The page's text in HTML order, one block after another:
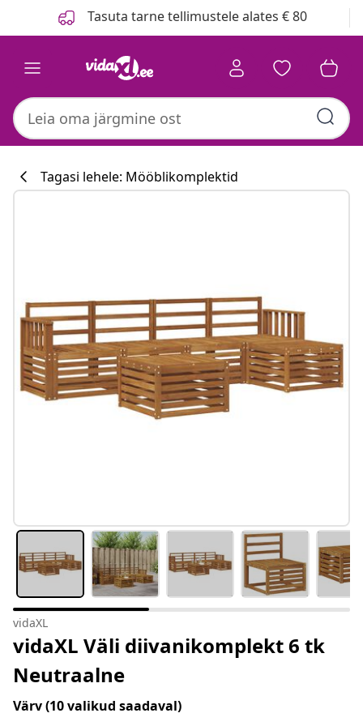
Tasuta tarne tellimustele alates € 80
#sharemevidaxl
Tagasi lehele: Mööblikomplektid
vidaXL
vidaXL Väli diivanikomplekt 6 tk
Neutraalne
Värv(10 valikud saadaval)